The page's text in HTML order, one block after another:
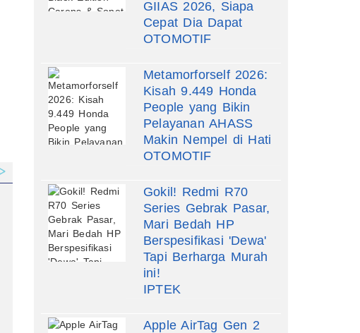
GIIAS 2026, Siapa
Cepat Dia Dapat
OTOMOTIF
Metamorforself 2026:
Kisah 9.449 Honda
People yang Bikin
Pelayanan AHASS
Makin Nempel di Hati
OTOMOTIF
Gokil! Redmi R70
Series Gebrak Pasar,
Mari Bedah HP
Berspesifikasi 'Dewa'
Tapi Berharga Murah
ini!
IPTEK
Apple AirTag Gen 2